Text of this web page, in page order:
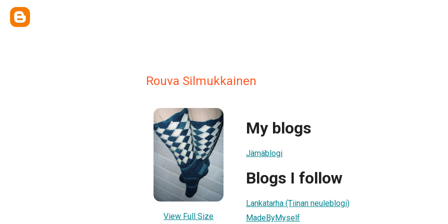
Rouva Silmukkainen
View Full Size
My blogs
Jämäblogi
Blogs I follow
Lankatarha (Tiinan neuleblogi)
MadeByMyself